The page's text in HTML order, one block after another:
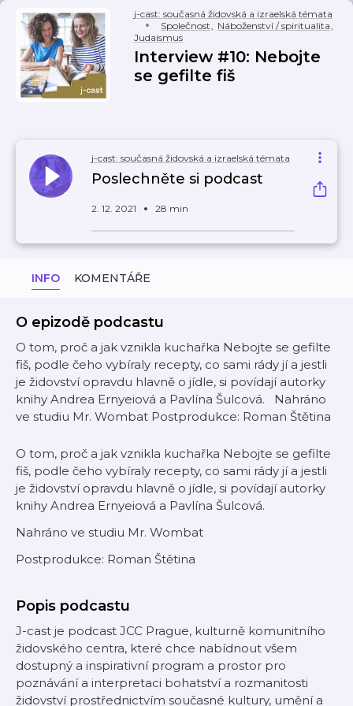
j-cast: současná židovská a izraelská témata
Společnost, Náboženství / spiritualita,
Judaismus
Interview #10: Nebojte
se gefilte fiš
j-cast: současná židovská a izraelská témata
Poslechněte si podcast
2. 12. 2021 28 min
INFO KOMENTÁŘE
O epizodě podcastu
O tom, proč a jak vznikla kuchařka Nebojte se gefilte
fiš, podle čeho vybíraly recepty, co sami rády jí a jestli
je židovství opravdu hlavně o jídle, si povídají autorky
knihy Andrea Ernyeiová a Pavlína Šulcová. Nahráno
ve studiu Mr. Wombat Postprodukce: Roman Štětina
O tom, proč a jak vznikla kuchařka Nebojte se gefilte
fiš, podle čeho vybíraly recepty, co sami rády jí a jestli
je židovství opravdu hlavně o jídle, si povídají autorky
knihy Andrea Ernyeiová a Pavlína Šulcová.
Nahráno ve studiu Mr. Wombat
Postprodukce: Roman Štětina
Popis podcastu
J-cast je podcast JCC Prague, kulturně komunitního
židovského centra, které chce nabídnout všem
dostupný a inspirativní program a prostor pro
poznávání a interpretaci bohatství a rozmanitosti
židovství prostřednictvím současné kultury, umění a